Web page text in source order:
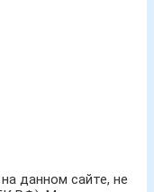
данном сайте, не